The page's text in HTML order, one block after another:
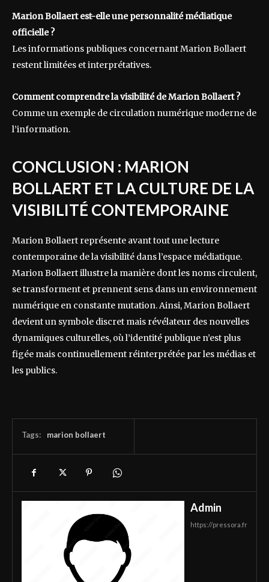
Marion Bollaert est-elle une personnalité médiatique
officielle ?
Les informations publiques concernant Marion Bollaert
restent limitées et interprétatives.
Comment comprendre la visibilité de Marion Bollaert ?
Comme un exemple de circulation numérique moderne de
l’information.
CONCLUSION : MARION
BOLLAERT ET LA CULTURE DE LA
VISIBILITÉ CONTEMPORAINE
Marion Bollaert représente avant tout une lecture
contemporaine de la visibilité dans l’espace médiatique.
Marion Bollaert illustre la manière dont les noms circulent,
se transforment et prennent sens dans un environnement
numérique en constante mutation. Ainsi, Marion Bollaert
devient un symbole discret mais révélateur des nouvelles
dynamiques culturelles, où l’identité publique n’est plus
figée mais continuellement réinterprétée par les médias et
les publics.
Tags: marion bollaert
Admin
https://pressora.fr